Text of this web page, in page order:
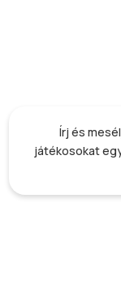
Írj és
játékosokat